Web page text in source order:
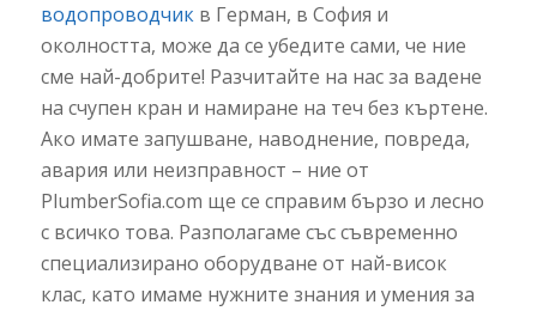
водопроводчикв Герман, в София и
околността, може да се убедите сами, че ние
сме най-добрите! Разчитайте на нас за вадене
на счупен кран и намиране на теч без къртене.
Ако имате запушване, наводнение, повреда,
авария или неизправност – ние от
PlumberSofia.com ще се справим бързо и лесно
с всичко това. Разполагаме със съвременно
специализирано оборудване от най-висок
клас, като имаме нужните знания и умения за